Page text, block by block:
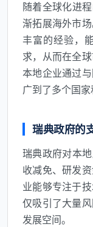
随着全球化进
渐拓展海外市
丰富的经验，
求，从而在全
本地企业通过
广到了多个国家
瑞典政府的
瑞典政府对本
收减免、研发
业能够专注于
仅吸引了大量
发展空间。